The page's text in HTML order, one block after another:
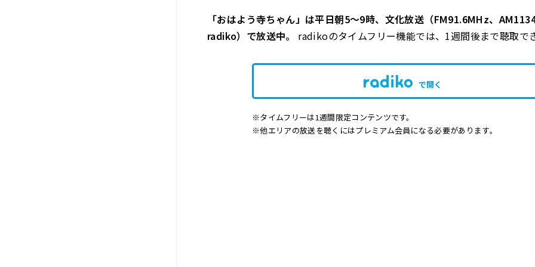
「おはよう寺ちゃん」は平日朝5～9時、文化放送（FM91.6MHz、
radiko）で放送中。 radikoのタイムフリー機能では、1週間後まで聴取でき
で開く
※タイムフリーは1週間限定コンテンツです。
※他エリアの放送を聴くにはプレミアム会員になる必要があります。